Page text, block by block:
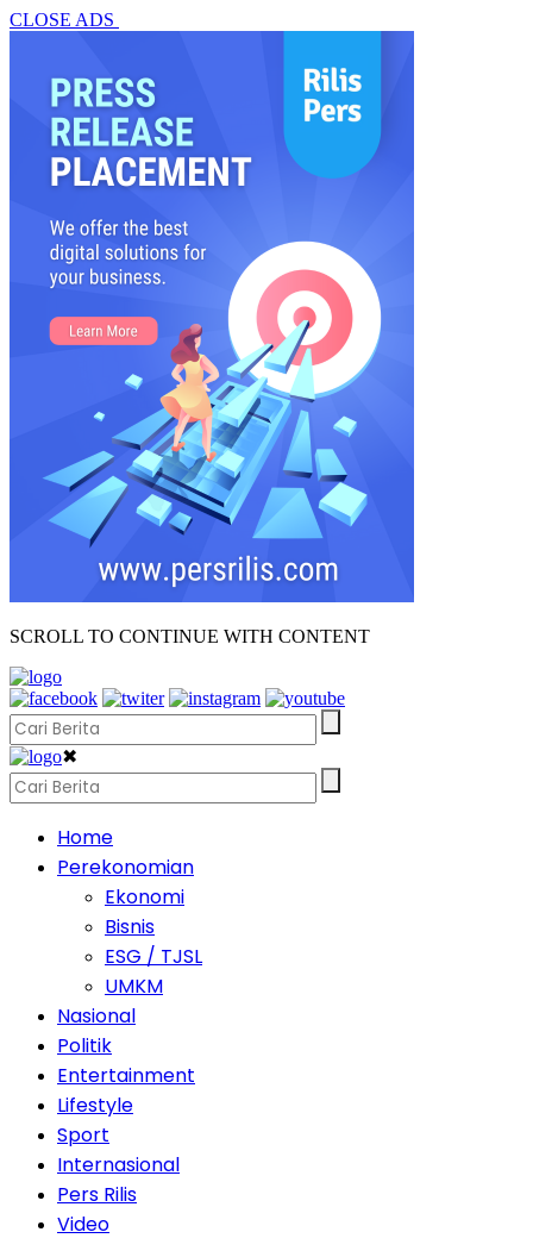
CLOSE ADS
SCROLL TO CONTINUE WITH CONTENT
✖
Home
Perekonomian
Ekonomi
Bisnis
ESG / TJSL
UMKM
Nasional
Politik
Entertainment
Lifestyle
Sport
Internasional
Pers Rilis
Video